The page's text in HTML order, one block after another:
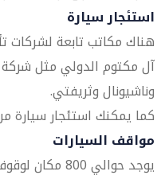
استئجار سيارة
هناك مكاتب تابعة لشركات
آل مكتوم الدولي مثل شركة
وناشيونال وثريفتي.
كما يمكنك استئجار سيارة
مواقف السيارات
يوجد حوالي